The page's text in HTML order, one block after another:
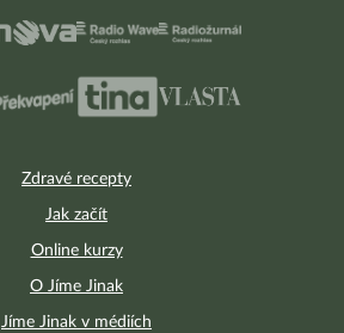
Zdravé recepty
Jak začít
Online kurzy
O Jíme Jinak
Jíme Jinak v médiích